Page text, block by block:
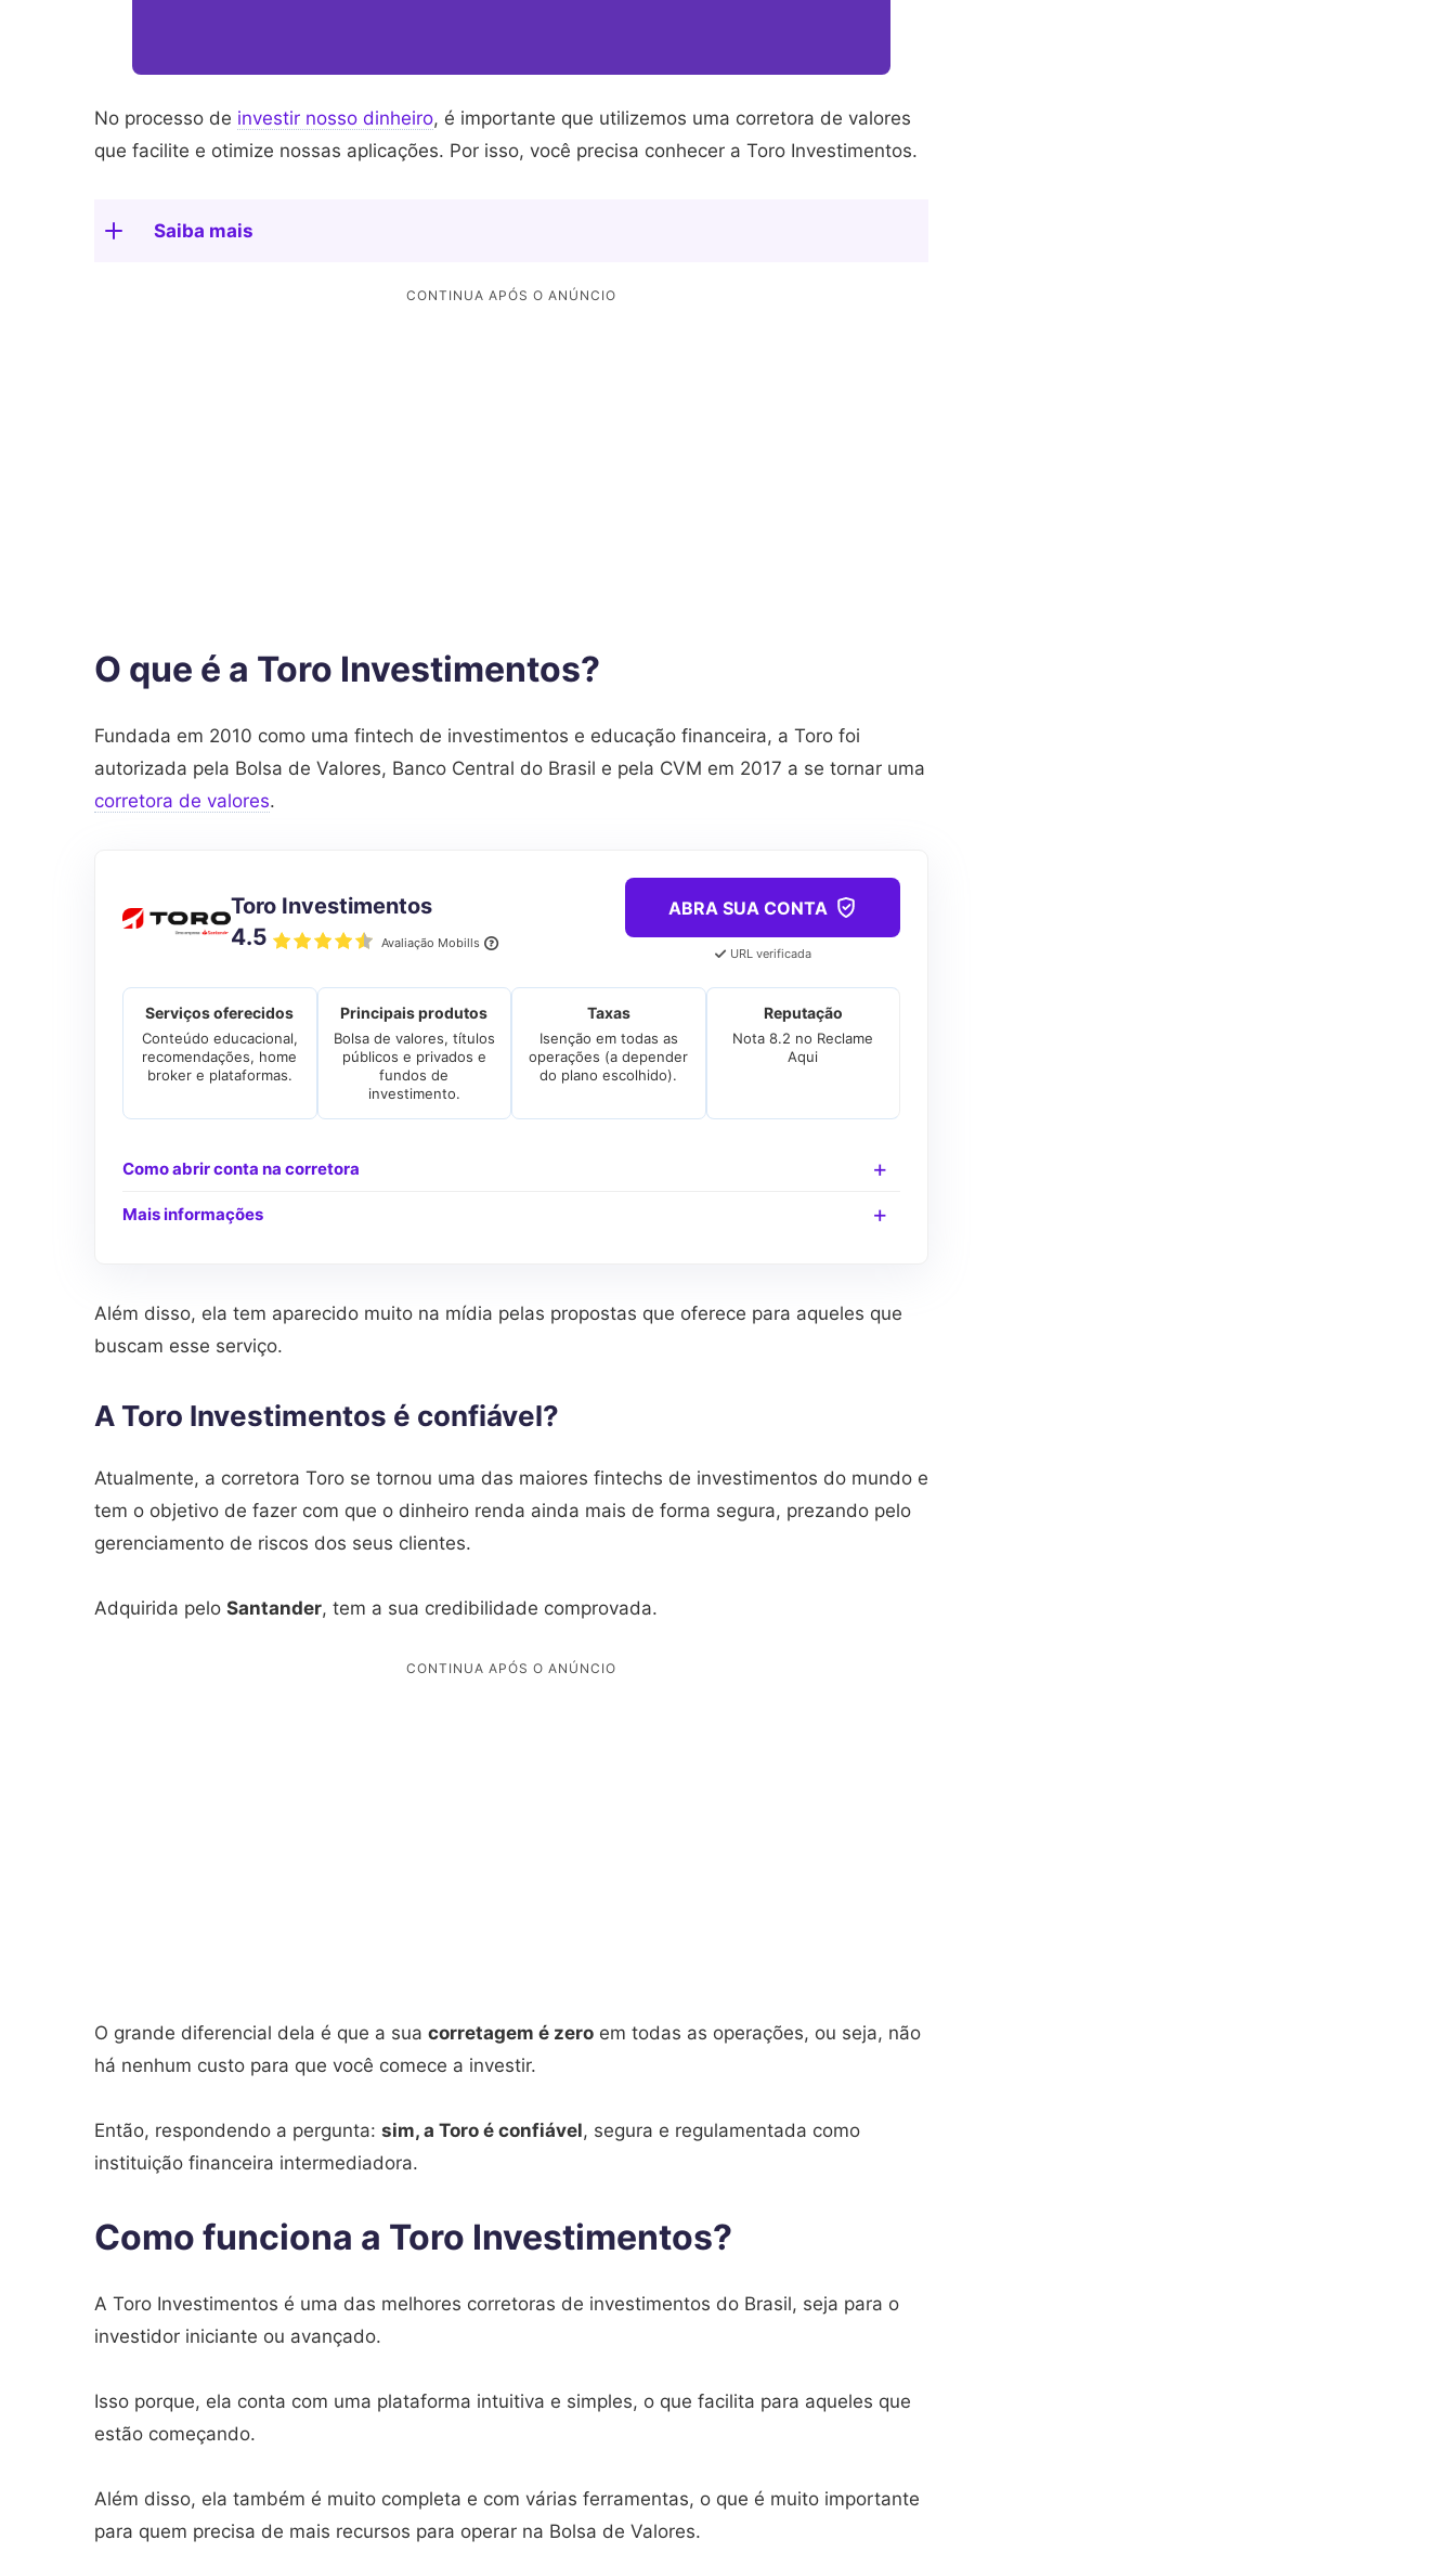
No processo de investir nosso dinheiro, é importante que utilizemos uma corretora de valores
que facilite e otimize nossas aplicações. Por isso, você precisa conhecer a Toro Investimentos.
Saiba mais
O que é a Toro Investimentos?
Fundada em 2010 como uma fintech de investimentos e educação financeira, a Toro foi
autorizada pela Bolsa de Valores, Banco Central do Brasil e pela CVM em 2017 a se tornar uma
corretora de valores.
Toro Investimentos
4.5 Avaliação Mobills
ABRA SUA CONTA
URL verificada
Serviços oferecidos
Conteúdo educacional,
recomendações, home
broker e plataformas.
Principais produtos
Bolsa de valores, títulos
públicos e privados e
fundos de
investimento.
Taxas
Isenção em todas as
operações (a depender
do plano escolhido).
Reputação
Nota 8.2 no Reclame
Aqui
Como abrir conta na corretora
Mais informações
Além disso, ela tem aparecido muito na mídia pelas propostas que oferece para aqueles que
buscam esse serviço.
A Toro Investimentos é confiável?
Atualmente, a corretora Toro se tornou uma das maiores fintechs de investimentos do mundo e
tem o objetivo de fazer com que o dinheiro renda ainda mais de forma segura, prezando pelo
gerenciamento de riscos dos seus clientes.
Adquirida pelo Santander, tem a sua credibilidade comprovada.
O grande diferencial dela é que a sua corretagem é zero em todas as operações, ou seja, não
há nenhum custo para que você comece a investir.
Então, respondendo a pergunta: sim, a Toro é confiável, segura e regulamentada como
instituição financeira intermediadora.
Como funciona a Toro Investimentos?
A Toro Investimentos é uma das melhores corretoras de investimentos do Brasil, seja para o
investidor iniciante ou avançado.
Isso porque, ela conta com uma plataforma intuitiva e simples, o que facilita para aqueles que
estão começando.
Além disso, ela também é muito completa e com várias ferramentas, o que é muito importante
para quem precisa de mais recursos para operar na Bolsa de Valores.